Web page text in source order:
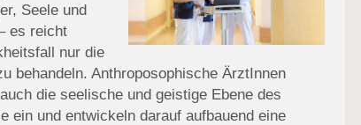
Seele und
es reicht
nur die
behandeln. Anthroposophische ÄrztInnen
die seelische und geistige Ebene des
ein und entwickeln darauf aufbauend eine